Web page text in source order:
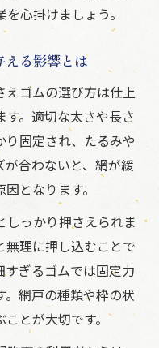
心掛けましょう。
える影響とは
ゴムの選び方は仕上
。適切な太さや長さ
固定され、たるみや
合わないと、網が緩
となります。
しっかり押さえられま
無理に押し込むことで
ぎるゴムでは固定力
網戸の種類や枠の状
とが大切です。